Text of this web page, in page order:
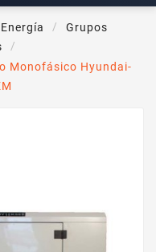
Grupos
Monofásico Hyundai-